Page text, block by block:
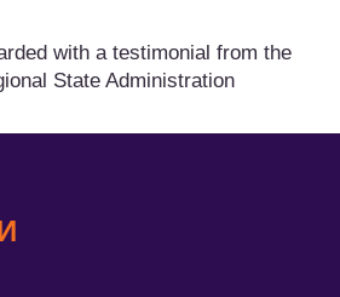
with a testimonial from the
State Administration